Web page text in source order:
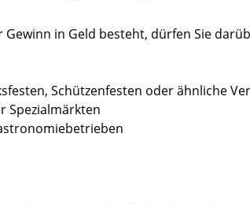
Gewinn in Geld besteht, dürfen Sie
Schützenfesten oder ähnliche
Spezialmärkten